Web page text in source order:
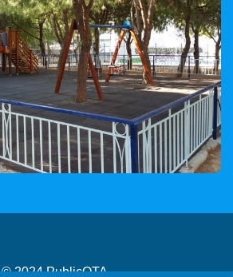
© 2024PublicOTA